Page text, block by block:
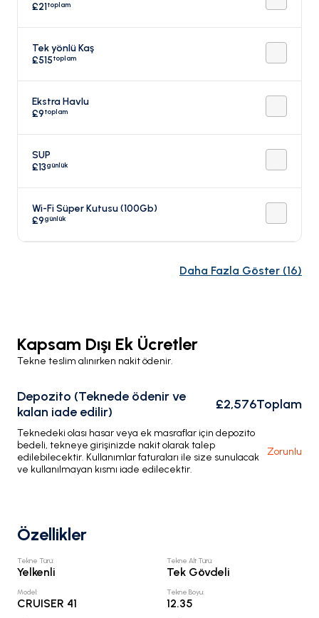
£21toplam
Tek yönlü Kaş
£515toplam
Ekstra Havlu
£9toplam
SUP
£13günlük
Wi-Fi Süper Kutusu (100Gb)
£9günlük
Daha Fazla Göster (16)
Kapsam Dışı Ek Ücretler
Tekne teslim alınırken nakit ödenir.
Depozito (Teknede ödenir ve
kalan iade edilir)
£2,576Toplam
Teknedeki olası hasar veya ek masraflar için depozito
bedeli, tekneye girişinizde nakit olarak talep
edilebilecektir. Kullanımlar faturaları ile size sunulacak
ve kullanılmayan kısmı iade edilecektir.
Zorunlu
Özellikler
Tekne Türü:
Yelkenli
Tekne Alt Türü:
Tek Gövdeli
Model:
CRUISER 41
Tekne Boyu:
12.35